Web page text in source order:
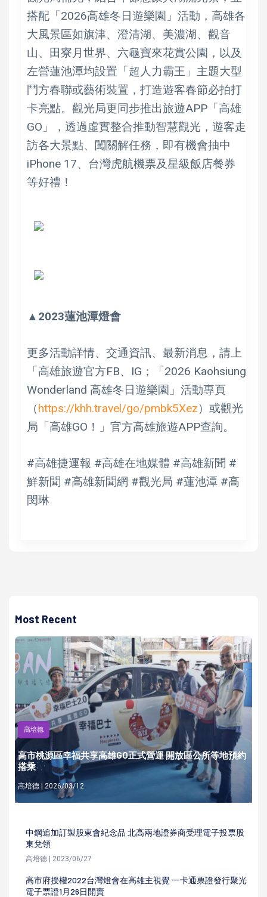
搭配「2026高雄冬日遊樂園」活動，高雄各
大風景區如旗津、澄清湖、美濃湖、觀音
山、田寮月世界、六龜寶來花賞公園，以及
左營蓮池潭均設置「超人力霸王」主題大型
鬥方春聯或藝術裝置，打造遊客春節必拍打
卡亮點。觀光局更同步推出旅遊APP「高雄
GO」，透過虛實整合推動智慧觀光，遊客走
訪各大景點、闖關解任務，即有機會抽中
iPhone 17、台灣虎航機票及星級飯店餐券
等好禮！
▲2023蓮池潭燈會
更多活動詳情、交通資訊、最新消息，請上
「高雄旅遊官方FB、IG；「2026 Kaohsiung
Wonderland 高雄冬日遊樂園」活動專頁
（https://khh.travel/go/pmbk5Xez）或觀光
局「高雄GO！」官方高雄旅遊APP查詢。
#高雄捷運報 #高雄在地媒體 #高雄新聞 #
鮮新聞 #高雄新聞網 #觀光局 #蓮池潭 #高
閔琳
Most Recent
高培德
高市桃源區幸福共享高雄GO正式營運 開放區公所等地預約
搭乘
高培德 | 2026/03/12
中鋼追加訂製股東會紀念品 北高兩地證券商受理電子投票股
東兌領
高培德 | 2023/06/27
高市府授權2022台灣燈會在高雄主視覺 一卡通票證發行聚光
電子票證1月26日開賣